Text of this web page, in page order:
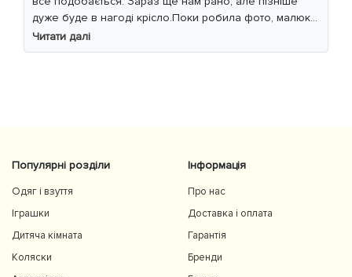
дуже буде в нагоді крісло.Поки робила фото, малюк
уважно читав інструкцію 😁
Читати далі
Популярні розділи
Одяг і взуття
Іграшки
Дитяча кімната
Коляски
Інформація
Про нас
Доставка і оплата
Гарантія
Бренди